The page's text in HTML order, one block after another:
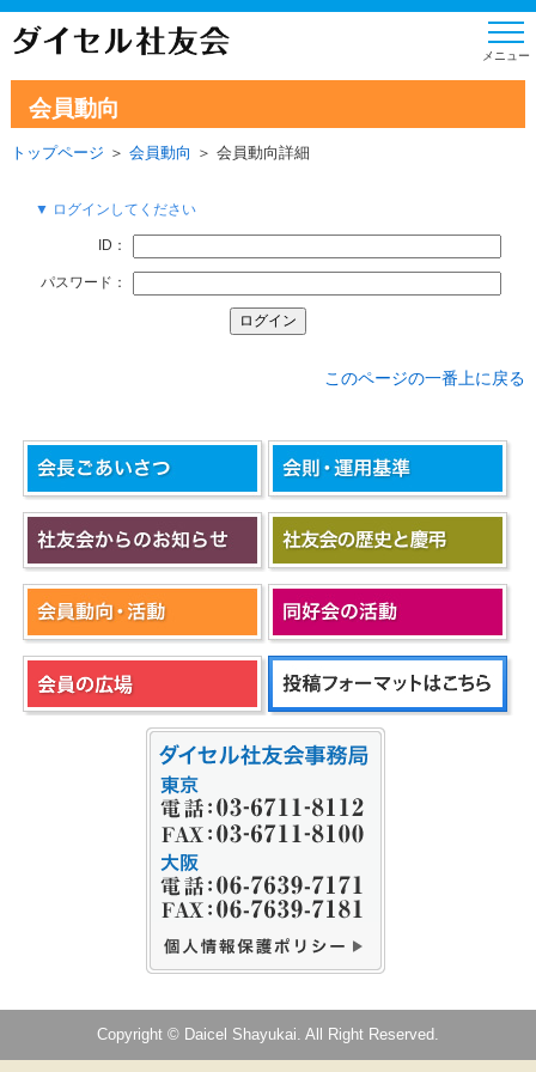
会員動向
トップページ ＞ 会員動向 ＞ 会員動向詳細
▼ ログインしてください
ID：
パスワード：
このページの一番上に戻る
Copyright © Daicel Shayukai. All Right Reserved.